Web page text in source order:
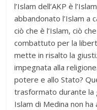
l’Islam dell’AKP è
abbandonato l’Islam a
ciò che è l’Islam, ciò
combattuto per la
mette in risalto la
impegnata alla
potere e allo Stato?
trasformato durante la
Islam di Medina non